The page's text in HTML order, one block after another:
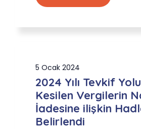
5 Ocak 2024
2024 Yılı Tevkif
Kesilen Vergilerin
İadesine ilişkin
Belirlendi